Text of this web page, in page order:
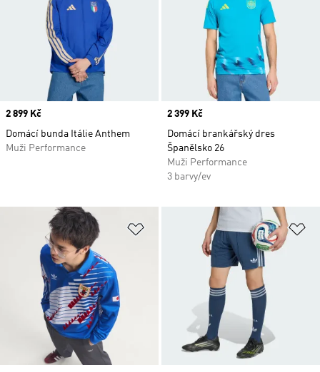
Price
2 899 Kč
Domácí bunda Itálie Anthem
Muži Performance
Price
2 399 Kč
Domácí brankářský dres
Španělsko 26
Muži Performance
3 barvy/ev
Přidat do seznamu přání